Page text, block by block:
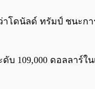
โดนัลด์ ทรัมป์ ชนะกา
109,000 ดอลลาร์ใ